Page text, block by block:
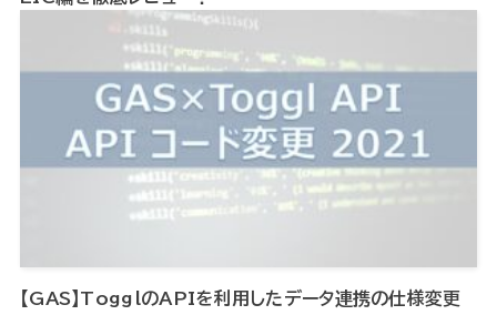
【GAS】TogglのAPIを利用したデータ連携の仕様変更